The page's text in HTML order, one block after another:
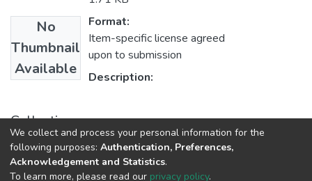
No
Thumbnail
Available
Format:
Item-specific license agreed
upon to submission
Description:
Collections
4. Materiale metodico-didactice
We collect and process your personal information for the
following purposes: Authentication, Preferences,
Acknowledgement and Statistics.
To learn more, please read our privacy policy.